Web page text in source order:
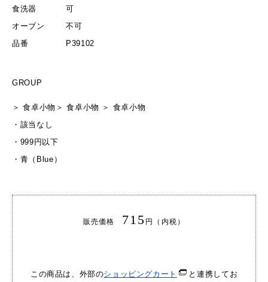
食洗器
可
オーブン
不可
品番
P39102
GROUP
＞食卓小物 ＞食卓小物 ＞ 食卓小物
・ 該当なし
・ 999円以下
・ 青（Blue）
販売価格 715 円（内税）
この商品は、外部のショッピングカート
と連携してお